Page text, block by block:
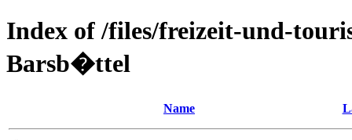
Index of /files/freizeit-und-
Barsb�ttel
Name